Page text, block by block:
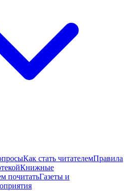
Как стать читателемПравила
Книжные
почитатьГазеты и